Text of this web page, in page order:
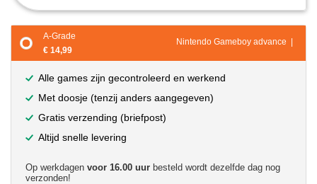
A-Grade
€ 14,99
Nintendo Gameboy advance |
Alle games zijn gecontroleerd en werkend
Met doosje (tenzij anders aangegeven)
Gratis verzending (briefpost)
Altijd snelle levering
Op werkdagen voor 16.00 uur besteld wordt dezelfde dag nog
verzonden!